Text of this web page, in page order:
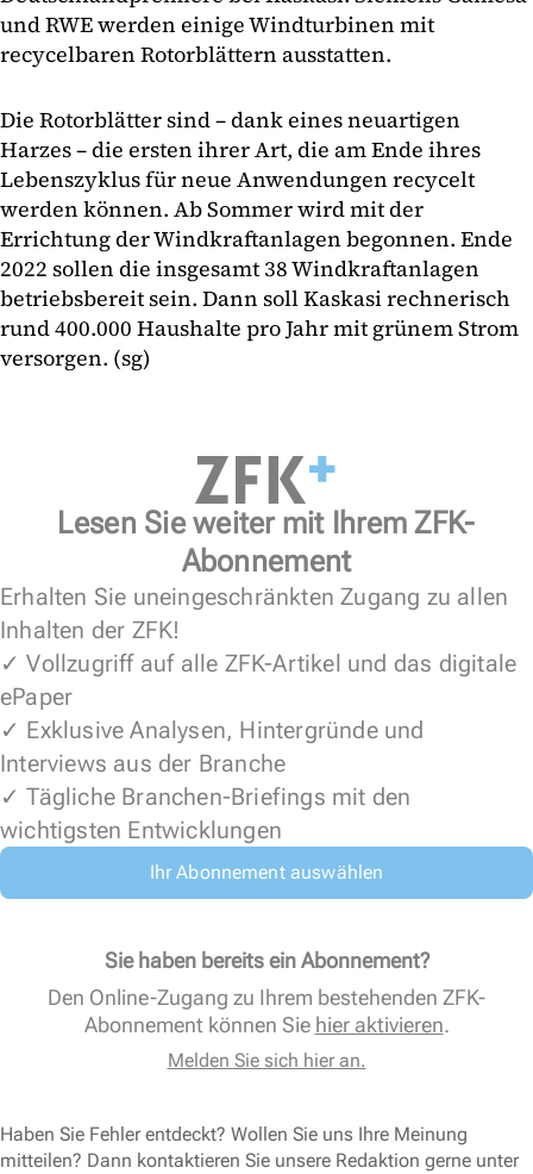
und RWE werden einige Windturbinen mit
recycelbaren Rotorblättern ausstatten.
Die Rotorblätter sind – dank eines neuartigen
Harzes – die ersten ihrer Art, die am Ende ihres
Lebenszyklus für neue Anwendungen recycelt
werden können. Ab Sommer wird mit der
Errichtung der Windkraftanlagen begonnen. Ende
2022 sollen die insgesamt 38 Windkraftanlagen
betriebsbereit sein. Dann soll Kaskasi rechnerisch
rund 400.000 Haushalte pro Jahr mit grünem Strom
versorgen. (sg)
Lesen Sie weiter mit Ihrem ZFK-
Abonnement
Erhalten Sie uneingeschränkten Zugang zu allen
Inhalten der ZFK!
✓ Vollzugriff auf alle ZFK-Artikel und das digitale
ePaper
✓ Exklusive Analysen, Hintergründe und
Interviews aus der Branche
✓ Tägliche Branchen-Briefings mit den
wichtigsten Entwicklungen
Ihr Abonnement auswählen
Sie haben bereits ein Abonnement?
Den Online-Zugang zu Ihrem bestehenden ZFK-
Abonnement können Sie hier aktivieren.
Melden Sie sich hier an.
Haben Sie Fehler entdeckt? Wollen Sie uns Ihre Meinung
mitteilen? Dann kontaktieren Sie unsere Redaktion gerne unter